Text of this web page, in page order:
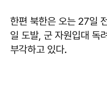
한편 북한은 오는 27일
일 도발, 군 자원입대 독
부각하고 있다.